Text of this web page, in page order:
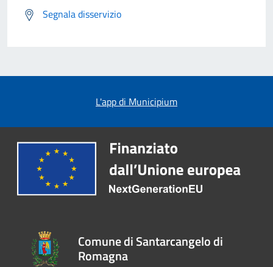
Segnala disservizio
L'app di Municipium
Comune di Santarcangelo di
Romagna